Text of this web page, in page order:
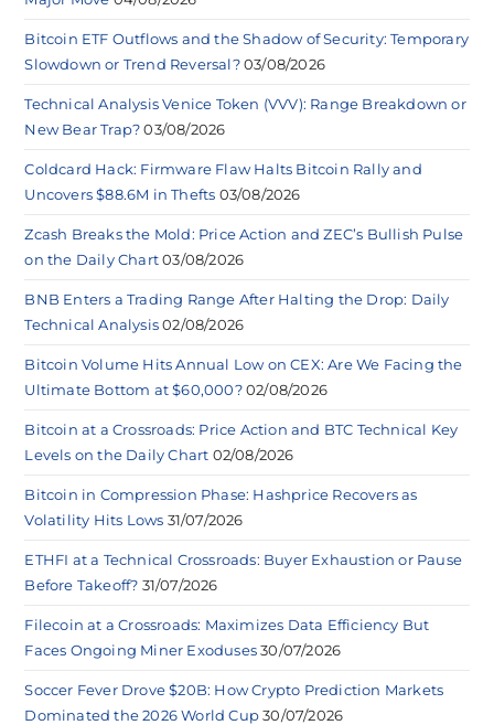
Bitcoin ETF Outflows and the Shadow of Security: Temporary
Slowdown or Trend Reversal? 03/08/2026
Technical Analysis Venice Token (VVV): Range Breakdown or
New Bear Trap? 03/08/2026
Coldcard Hack: Firmware Flaw Halts Bitcoin Rally and
Uncovers $88.6M in Thefts 03/08/2026
Zcash Breaks the Mold: Price Action and ZEC’s Bullish Pulse
on the Daily Chart 03/08/2026
BNB Enters a Trading Range After Halting the Drop: Daily
Technical Analysis 02/08/2026
Bitcoin Volume Hits Annual Low on CEX: Are We Facing the
Ultimate Bottom at $60,000? 02/08/2026
Bitcoin at a Crossroads: Price Action and BTC Technical Key
Levels on the Daily Chart 02/08/2026
Bitcoin in Compression Phase: Hashprice Recovers as
Volatility Hits Lows 31/07/2026
ETHFI at a Technical Crossroads: Buyer Exhaustion or Pause
Before Takeoff? 31/07/2026
Filecoin at a Crossroads: Maximizes Data Efficiency But
Faces Ongoing Miner Exoduses 30/07/2026
Soccer Fever Drove $20B: How Crypto Prediction Markets
Dominated the 2026 World Cup 30/07/2026